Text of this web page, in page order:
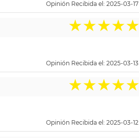
Opinión Recibida el: 2025-03-17
★★★★★
Opinión Recibida el: 2025-03-13
★★★★★
Opinión Recibida el: 2025-03-12